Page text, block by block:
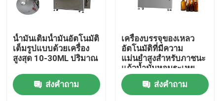
วิดีโอ
เกี่ยวกับเรา
ทัวร์โรงงาน
น้ำมันเติมน้ำมันอัตโนมัติ
เต็มรูปแบบด้วยเครื่อง
สูงสุด 10-30ML ปริมาณ
ส่งคำถาม
เครื่องบรรจุของเหลว
อัตโนมัติที่มีความ
แม่นยำสูงสำหรับภาชนะ
แก้วน้ำมันหอมระเหย
ส่งคำถาม